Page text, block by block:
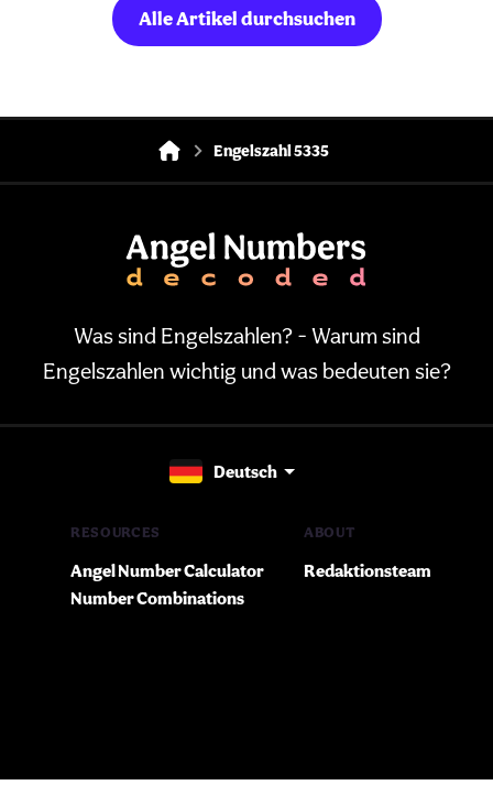
Alle Artikel durchsuchen
Engelszahl 5335
Was sind Engelszahlen? - Warum sind
Engelszahlen wichtig und was bedeuten sie?
Deutsch
RESOURCES
Angel Number Calculator
Number Combinations
ABOUT
Redaktionsteam